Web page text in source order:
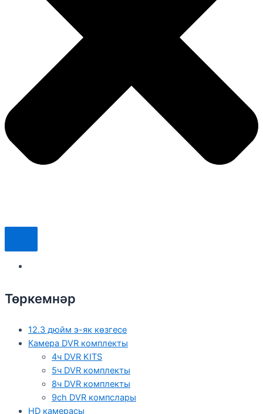
Төркемнәр
12.3 дюйм э-як көзгесе
Камера DVR комплекты
4ч DVR KITS
5ч DVR комплекты
8ч DVR комплекты
9ch DVR компслары
HD камерасы